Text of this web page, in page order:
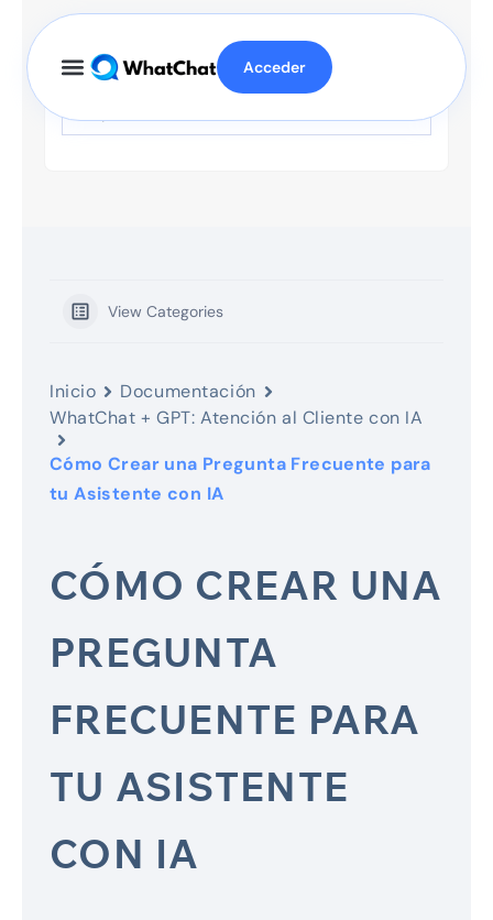
Acceder
View Categories
Inicio
Documentación
WhatChat + GPT: Atención al Cliente con IA
Cómo Crear una Pregunta Frecuente para
tu Asistente con IA
CÓMO CREAR UNA
PREGUNTA
FRECUENTE PARA
TU ASISTENTE
CON IA